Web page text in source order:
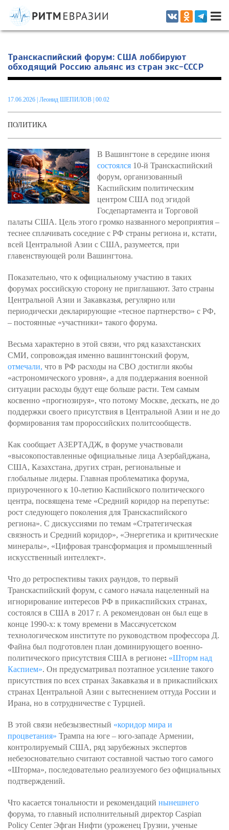
Информационно-аналитическое издание, посвященное актуальным
проблемам интеграции на постсоветском пространстве
Транскаспийский форум: США лоббируют
обходящий Россию альянс из стран экс-СССР
17.06.2026 Леонид ШЕПИЛОВ | 00.02
ПОЛИТИКА
В Вашингтоне в середине июня
состоялся 10-й Транскаспийский
форум, организованный
Каспийским политическим
центром США под эгидой
Госдепартамента и Торговой
палаты США. Цель этого громко названного мероприятия –
теснее сплачивать соседние с РФ страны региона и, кстати,
всей Центральной Азии с США, разумеется, при
главенствующей роли Вашингтона.
Показательно, что к официальному участию в таких
форумах российскую сторону не приглашают. Зато страны
Центральной Азии и Закавказья, регулярно или
периодически декларирующие «тесное партнерство» с РФ,
– постоянные «участники» такого форума.
Весьма характерно в этой связи, что ряд казахстанских
СМИ, сопровождая именно вашингтонский форум,
отмечали, что в РФ расходы на СВО достигли якобы
«астрономического уровня», а для поддержания военной
ситуации расходы будут еще больше расти. Тем самым
косвенно «прогнозируя», что потому Москве, дескать, не до
поддержки своего присутствия в Центральной Азии и не до
формирования там пророссийских политсообществ.
Как сообщает АЗЕРТАДЖ, в форуме участвовали
«высокопоставленные официальные лица Азербайджана,
США, Казахстана, других стран, региональные и
глобальные лидеры. Главная проблематика форума,
приуроченного к 10-летию Каспийского политического
центра, посвящена теме «Средний коридор на перепутье:
рост следующего поколения для Транскаспийского
региона». С дискуссиями по темам «Стратегическая
связность и Средний коридор», «Энергетика и критические
минералы», «Цифровая трансформация и промышленный
искусственный интеллект».
Что до ретроспективы таких раундов, то первый
Транскаспийский форум, с самого начала нацеленный на
игнорирование интересов РФ в прикаспийских странах,
состоялся в США в 2017 г. А рекомендован он был еще в
конце 1990-х: к тому времени в Массачусетском
технологическом институте по руководством профессора Д.
Файна был подготовлен план доминирующего военно-
политического присутствия США в регионе: «Шторм над
Каспием». Он предусматривал поэтапное усиление такого
присутствия по всех странах Закавказья и в прикаспийских
странах Центральной Азии с вытеснением оттуда России и
Ирана, но в сотрудничестве с Турцией.
В этой связи небезызвестный «коридор мира и
процветания» Трампа на юге – юго-западе Армении,
контролируемый США, ряд зарубежных экспертов
небезосновательно считают составной частью того самого
«Шторма», последовательно реализуемого без официальных
подтверждений.
Что касается тональности и рекомендаций нынешнего
форума, то главный исполнительный директор Caspian
Policy Center Эфган Нифти (уроженец Грузии, ученые